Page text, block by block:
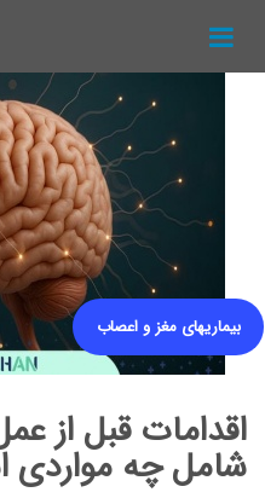
منو
بیماریهای مغز و اعصاب
اقدامات قبل از
شامل چه